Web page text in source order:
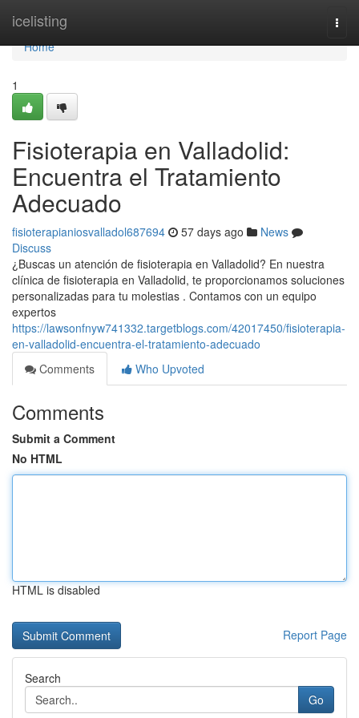
icelisting
Home
Home
1
Fisioterapia en Valladolid:
Encuentra el Tratamiento
Adecuado
fisioterapianiosvalladol687694 57 days ago
News
Discuss
¿Buscas un atención de fisioterapia en Valladolid? En nuestra
clínica de fisioterapia en Valladolid, te proporcionamos soluciones
personalizadas para tu molestias . Contamos con un equipo
expertos
https://lawsonfnyw741332.targetblogs.com/42017450/fisioterapia-
en-valladolid-encuentra-el-tratamiento-adecuado
Comments
Who Upvoted
Comments
Submit a Comment
No HTML
HTML is disabled
Report Page
Search
Go